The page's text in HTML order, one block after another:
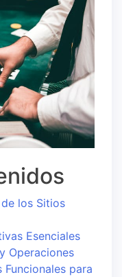
los Sitios
Esenciales
Operaciones
para